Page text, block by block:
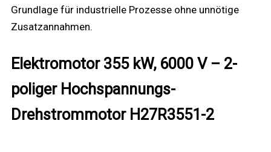
Grundlage für industrielle Prozesse ohne unnötige
Zusatzannahmen.
Elektromotor 355 kW, 6000 V – 2-
poliger Hochspannungs-
Drehstrommotor H27R3551-2